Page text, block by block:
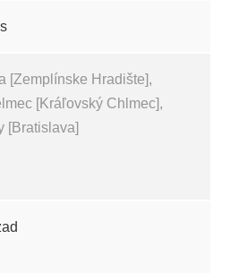
[Zemplínske Hradište],
[Kráľovský Chlmec],
[Bratislava]